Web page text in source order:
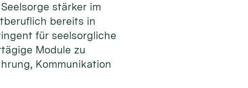
stärker im
bereits in
für seelsorgliche
Module zu
Kommunikation